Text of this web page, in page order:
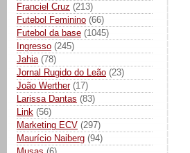
Franciel Cruz (213)
Futebol Feminino (66)
Futebol da base (1045)
Ingresso (245)
Jahia (78)
Jornal Rugido do Leão (23)
João Werther (17)
Larissa Dantas (83)
Link (56)
Marketing ECV (297)
Maurício Naiberg (94)